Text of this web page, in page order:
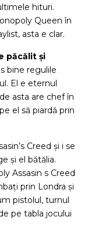
hituri.
Queen în
asta e clar.
păcălit și
bine regulile
El e eternul
asta are chef în
el să piardă prin
Creed și i se
și el bătălia.
Assasin s Creed
prin Londra și
pistolul, turnul
pe tabla jocului